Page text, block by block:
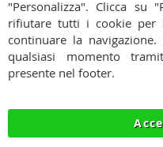
"Personalizza". Clicca
rifiutare tutti i cookie per
continuare la
qualsiasi momento
presente nel footer.